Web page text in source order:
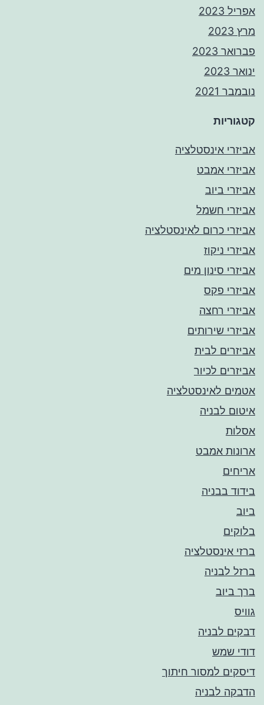
אפריל 2023
מרץ 2023
פברואר 2023
ינואר 2023
נובמבר 2021
קטגוריות
אביזרי אינסטלציה
אביזרי אמבט
אביזרי ביוב
אביזרי חשמל
אביזרי כרום לאינסטלציה
אביזרי ניקוז
אביזרי סינון מים
אביזרי פקס
אביזרי רחצה
אביזרי שירותים
אביזרים לבית
אביזרים לכיור
אטמים לאינסטלציה
איטום לבניה
אסלות
ארונות אמבט
אריחים
בידוד בבניה
ביוב
בלוקים
ברזי אינסטלציה
ברזל לבניה
ברך ביוב
גוויס
דבקים לבניה
דודי שמש
דיסקים למסור חיתוך
הדבקה לבניה